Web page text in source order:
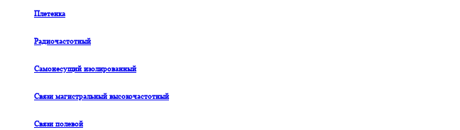
Плетенка
Радиочастотный
Самонесущий изолированный
Связи магистральный высокочастотный
Связи полевой